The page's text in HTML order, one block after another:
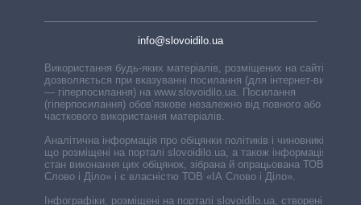
info@slovoidilo.ua
Використання будь-яких матеріалів, розміщених на сайті,
дозволяється при вказуванні посилання (для інтернет-видань
— гіперпосилання) на www.slovoidilo.ua. Посилання
(гіперпосилання) обов’язкове незалежно від повного або
часткового використання матеріалів.
Аналітична інформація про обіцянки політиків і чиновників,
що розміщені на порталі slovoidilo.ua, а також інформація про
стан виконання цих обіцянок, зібрана й опрацьована ТОВ «ІА
Слово і Діло» і є власністю ТОВ «ІА Слово і Діло».
Інфографіки, розміщені на порталі slovoidilo.ua, створені ГО